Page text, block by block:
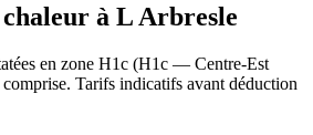
à L Arbresle
en zone H1c (H1c — Centre-Est
Tarifs indicatifs avant déduction